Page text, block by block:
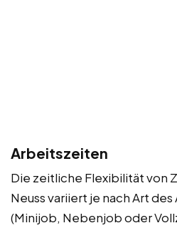
Arbeitszeiten
Die zeitliche Flexibilität von
Neuss variiert je nach Art
(Minijob, Nebenjob oder